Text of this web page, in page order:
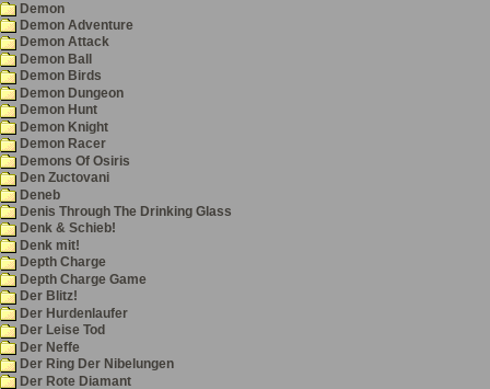
Demon
Demon Adventure
Demon Attack
Demon Ball
Demon Birds
Demon Dungeon
Demon Hunt
Demon Knight
Demon Racer
Demons Of Osiris
Den Zuctovani
Deneb
Denis Through The Drinking Glass
Denk & Schieb!
Denk mit!
Depth Charge
Depth Charge Game
Der Blitz!
Der Hurdenlaufer
Der Leise Tod
Der Neffe
Der Ring Der Nibelungen
Der Rote Diamant